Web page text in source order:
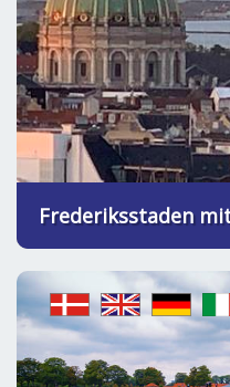
Frederiksstaden